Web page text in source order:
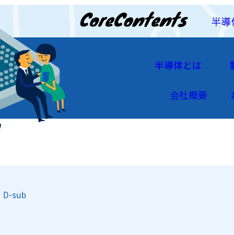
半
半導体とは
会社概要
D-sub